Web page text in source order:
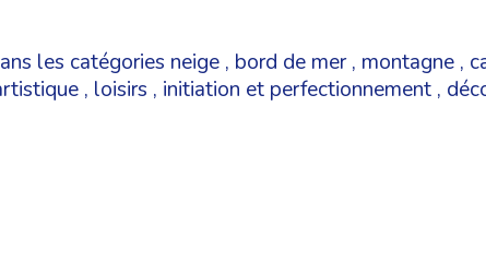
les catégories neige , bord de mer, montagne ,
, loisirs , initiation et perfectionnement ,